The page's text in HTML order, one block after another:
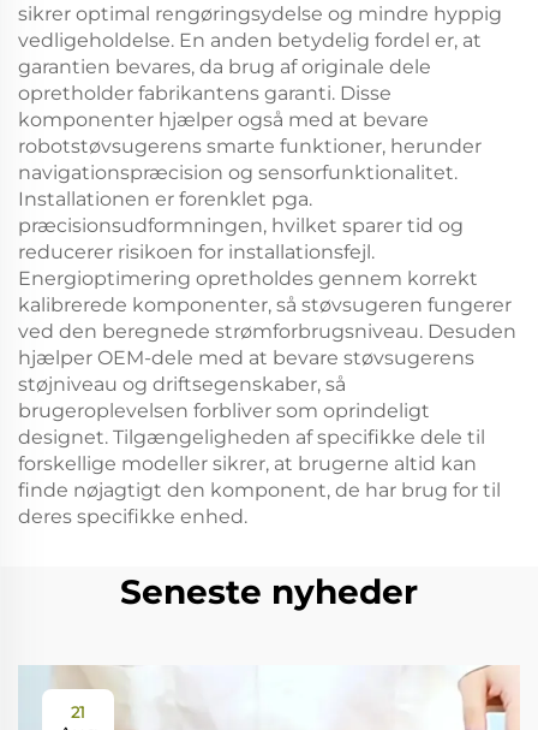
sikrer optimal rengøringsydelse og mindre hyppig
vedligeholdelse. En anden betydelig fordel er, at
garantien bevares, da brug af originale dele
opretholder fabrikantens garanti. Disse
komponenter hjælper også med at bevare
robotstøvsugerens smarte funktioner, herunder
navigationspræcision og sensorfunktionalitet.
Installationen er forenklet pga.
præcisionsudformningen, hvilket sparer tid og
reducerer risikoen for installationsfejl.
Energioptimering opretholdes gennem korrekt
kalibrerede komponenter, så støvsugeren fungerer
ved den beregnede strømforbrugsniveau. Desuden
hjælper OEM-dele med at bevare støvsugerens
støjniveau og driftsegenskaber, så
brugeroplevelsen forbliver som oprindeligt
designet. Tilgængeligheden af ​​specifikke dele til
forskellige modeller sikrer, at brugerne altid kan
finde nøjagtigt den komponent, de har brug for til
deres specifikke enhed.
Seneste nyheder
21